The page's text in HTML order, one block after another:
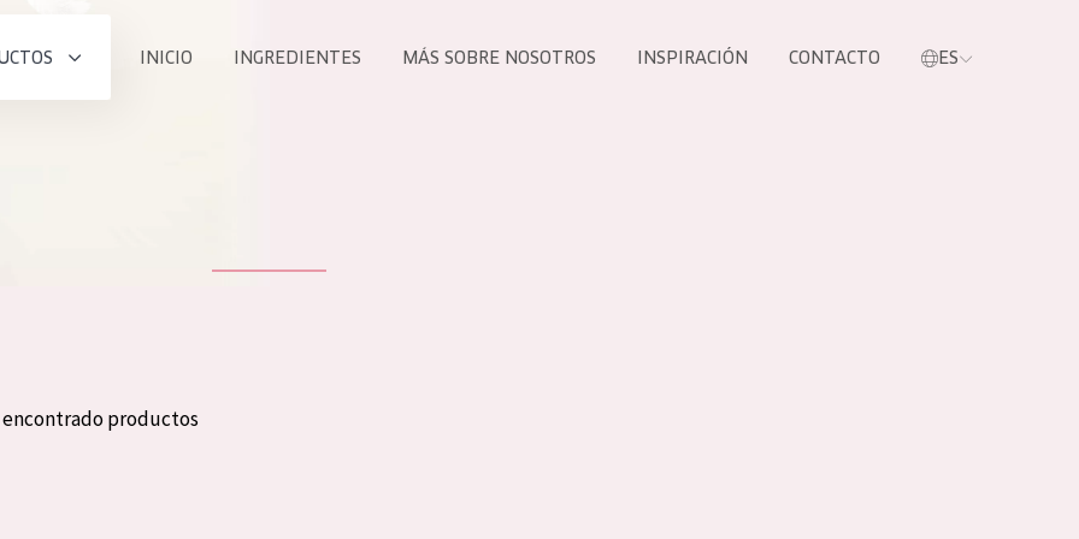
INICIO INGREDIENTES MÁS SOBRE NOSOTROS INSPIRACIÓN CONTACTO ES
encontrado productos